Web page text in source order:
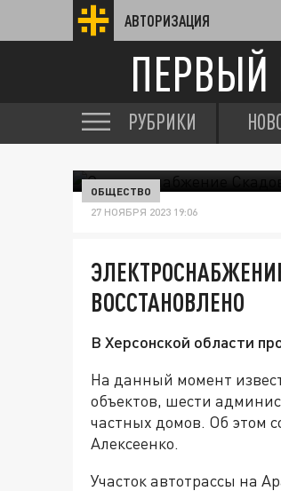
АВТОРИЗАЦИЯ
ПЕРВЫЙ
РУБРИКИ
ОБЩЕСТВО
27 НОЯБРЯ 2023 19:06
ВОССТАНОВЛЕНО
В Херсонской области
На данный момент
объектов, шести
частных домов. Об этом
Алексеенко.
Участок автотрассы на